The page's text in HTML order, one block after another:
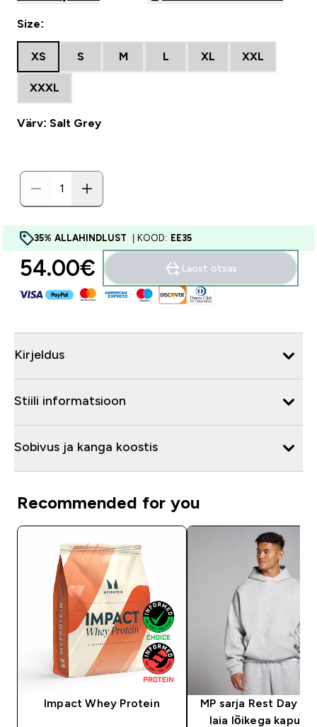
Size:
XS S M L XL XXL
XXXL
Värv: Salt Grey
35% ALLAHINDLUST | KOOD: EE35
54.00€‎ Laost otsas
Kirjeldus
Stiili informatsioon
Sobivus ja kanga koostis
Recommended for you
Impact Whey Protein
MP sarja Rest Day
laia lõikega